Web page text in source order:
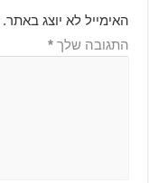
האימייל לא יוצג באתר.
התגובה שלך *